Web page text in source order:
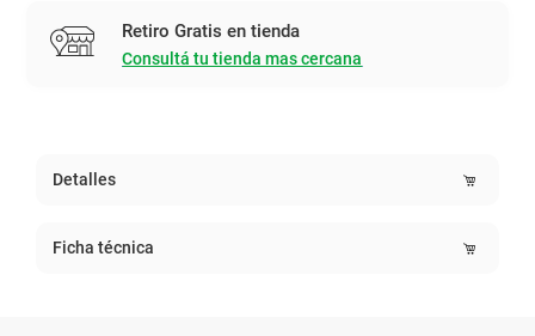
Retiro Gratis en tienda
Consultá tu tienda mas cercana
Detalles
Ficha técnica